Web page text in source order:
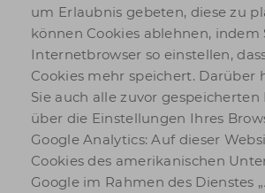
um Erlaubnis gebeten, diese zu
können Cookies ablehnen, indem
Internetbrowser so einstellen,
Cookies mehr speichert. Darüber
Sie auch alle zuvor
über die Einstellungen Ihres
Google Analytics: Auf dieser
Cookies des amerikanischen
Google im Rahmen des Dienstes